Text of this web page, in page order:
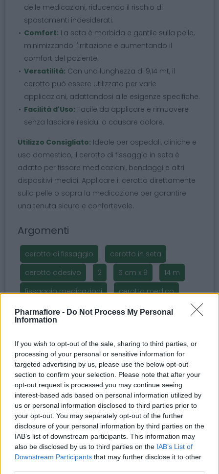
Pharmafiore - Do Not Process My Personal
Information
If you wish to opt-out of the sale, sharing to third parties, or
processing of your personal or sensitive information for
targeted advertising by us, please use the below opt-out
section to confirm your selection. Please note that after your
opt-out request is processed you may continue seeing
interest-based ads based on personal information utilized by
us or personal information disclosed to third parties prior to
your opt-out. You may separately opt-out of the further
disclosure of your personal information by third parties on the
IAB’s list of downstream participants. This information may
also be disclosed by us to third parties on the IAB’s List of
Downstream Participants that may further disclose it to other
delle medicazioni, riducendo il rischio di
spostamenti indesiderati.
Comfort: La seta è morbida e gentile sulla pelle,
minimizzando l'irritazione e aumentando il
comfort del paziente.
Versatilità: Con una lunghezza di 9,14 mt, il
cerotto può essere utilizzato per varie
applicazioni, adattandosi alle esigenze specifiche.
Facilità d'Uso: Facile da applicare e rimuovere
senza lasciare residui o causare dolore.
Utilizzo Consigliato: Ideale per ospedali, cliniche e
uso domestico, il cerotto di fissaggio in seta è
adatto per fissare medicazioni, bendaggi e altri
dispositivi medici. Applicare il cerotto direttamente
sulla pelle o sopra la medicazione per garantire
una tenuta sicura e confortevole.
Argomenti
cerotto di fissaggio
cerotto in seta
cerotto adesivo
2 5 cm x 9
14 m
fissaggio medicazioni
cerotto medico
cerotto confortevole
cerotto per bendaggi
ipoallergenico
pelli sensibili
Potrebbero piacerti anche